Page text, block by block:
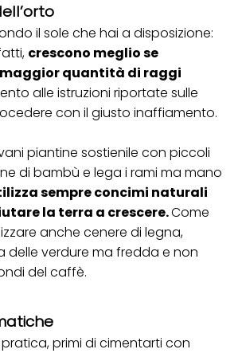
il sole che hai a disposizione:
crescono meglio se
quantità di raggi
alle istruzioni riportate sulle
con il giusto inaffiamento.
piantine sostienile con piccoli
di bambù e lega i rami ma mano
sempre concimi naturali
la terra a crescere.Come
anche cenere di legna,
delle verdure ma fredda e non
del caffè.
primi di cimentarti con
parti e altri siti Web. Utilizziamo questi
personalizzato, in particolare per
pubblicitari che potrebbero interessarti
tuoi interessi identificati) su questo sito
terzi) tramite i dispositivi assegnati a te o
per misurare e ottimizzare il successo
informazioni sul trattamento dei tuoi dati
Pixel, Impronte digitali e tecnologie
il tuo consenso in qualsiasi momento con
i cookie sul nostro sito web nella
cookie" collegata nel piè di pagina. Per
sui cookie utilizzati su questo sito Web, in
di conservazione, consultare le
su ciascun cookie disponibili facendo
potrai trovare maggiori informazioni sul
/ sull'uso dei cookie e consentirli per uno o
sopra indicate. Se fai clic su "Rifiuta",
i cookie tecnicamente necessari per fornirti